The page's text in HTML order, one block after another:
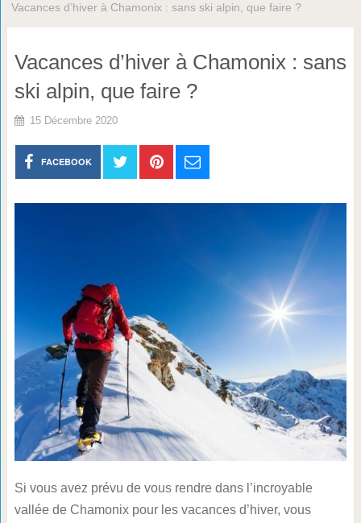
Vacances d’hiver à Chamonix : sans ski alpin, que faire ?
Vacances d’hiver à Chamonix : sans
ski alpin, que faire ?
15 Décembre 2020
FACEBOOK
Si vous avez prévu de vous rendre dans l’incroyable
vallée de Chamonix pour les vacances d’hiver, vous